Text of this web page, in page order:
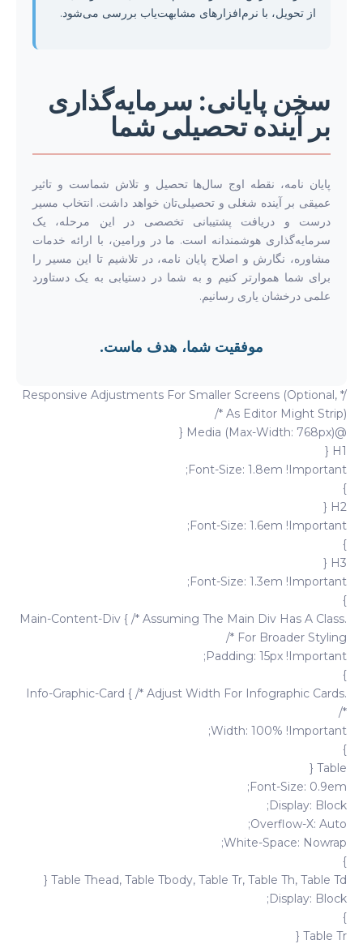
از تحویل، با نرم‌افزارهای مشابهت‌یاب بررسی می‌شود.
سخن پایانی: سرمایه‌گذاری
بر آینده تحصیلی شما
پایان نامه، نقطه اوج سال‌ها تحصیل و تلاش شماست و تاثیر
عمیقی بر آینده شغلی و تحصیلی‌تان خواهد داشت. انتخاب مسیر
درست و دریافت پشتیبانی تخصصی در این مرحله، یک
سرمایه‌گذاری هوشمندانه است. ما در ورامین، با ارائه خدمات
مشاوره، نگارش و اصلاح پایان نامه، در تلاشیم تا این مسیر را
برای شما هموارتر کنیم و به شما در دستیابی به یک دستاورد
علمی درخشان یاری رسانیم.
موفقیت شما، هدف ماست.
/* Responsive Adjustments For Smaller Screens (optional,
As Editor Might Strip) */
@media (max-Width: 768px) {
H1 {
Font-Size: 1.8em !important;
}
H2 {
Font-Size: 1.6em !important;
}
H3 {
Font-Size: 1.3em !important;
}
.main-Content-Div { /* Assuming The Main Div Has A Class
For Broader Styling */
Padding: 15px !important;
}
.info-Graphic-Card { /* Adjust Width For Infographic Cards
*/
Width: 100% !important;
}
Table {
Font-Size: 0.9em;
Display: Block;
Overflow-X: Auto;
White-Space: Nowrap;
}
Table Thead, Table Tbody, Table Tr, Table Th, Table Td {
Display: Block;
}
Table Tr {